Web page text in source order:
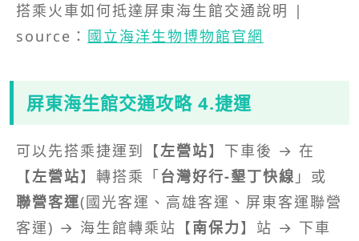
搭乘火車如何抵達屏東海生館交通說明 |
source： 國立海洋生物博物館官網
屏東海生館交通攻略 4.捷運
可以先搭乘捷運到【左營站】下車後 → 在
【左營站】轉搭乘「台灣好行-墾丁快線 」或
聯營客運(國光客運、高雄客運、屏東客運聯營
客運) → 海生館轉乘站【南保力】站 → 下車